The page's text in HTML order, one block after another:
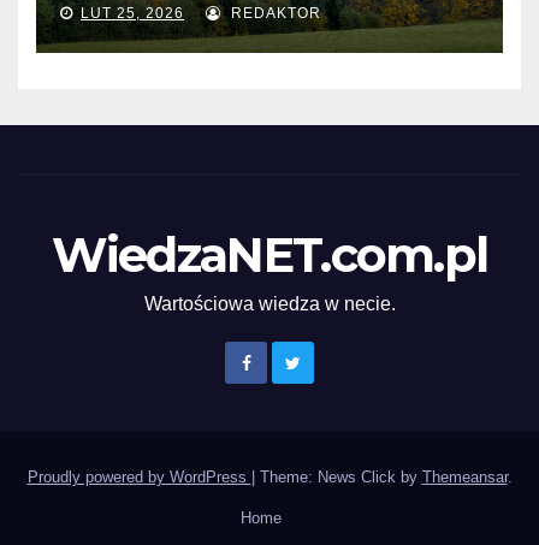
LUT 25, 2026 REDAKTOR
WiedzaNET.com.pl
Wartościowa wiedza w necie.
Proudly powered by WordPress Theme: News Click by Themeansar.
Home